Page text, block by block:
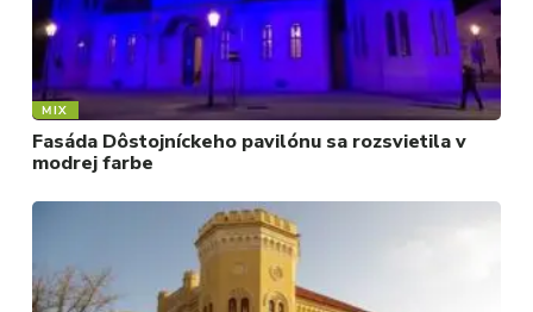
MIX
Fasáda Dôstojníckeho pavilónu sa rozsvietila v
modrej farbe